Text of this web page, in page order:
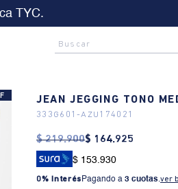
aplican
Buscar
JEAN JEGGING TONO
333G601-AZU174021
$ 219.900$ 164.925
$ 153.930
0% Interés Pagando a3 cuotas.ver